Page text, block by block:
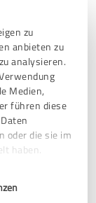
zu
anbieten zu
analysieren.
Medien,
führen diese
oder die sie im
haben.